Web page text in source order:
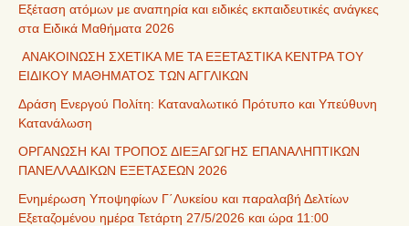
Εξέταση ατόμων με αναπηρία και ειδικές εκπαιδευτικές ανάγκες
στα Ειδικά Μαθήματα 2026
ΑΝΑΚΟΙΝΩΣΗ ΣΧΕΤΙΚΑ ΜΕ ΤΑ ΕΞΕΤΑΣΤΙΚΑ ΚΕΝΤΡΑ ΤΟΥ
ΕΙΔΙΚΟΥ ΜΑΘΗΜΑΤΟΣ ΤΩΝ ΑΓΓΛΙΚΩΝ
Δράση Ενεργού Πολίτη: Καταναλωτικό Πρότυπο και Υπεύθυνη
Κατανάλωση
ΟΡΓΑΝΩΣΗ ΚΑΙ ΤΡΟΠΟΣ ΔΙΕΞΑΓΩΓΗΣ ΕΠΑΝΑΛΗΠΤΙΚΩΝ
ΠΑΝΕΛΛΑΔΙΚΩΝ ΕΞΕΤΑΣΕΩΝ 2026
Ενημέρωση Υποψηφίων Γ΄Λυκείου και παραλαβή Δελτίων
Εξεταζομένου ημέρα Τετάρτη 27/5/2026 και ώρα 11:00